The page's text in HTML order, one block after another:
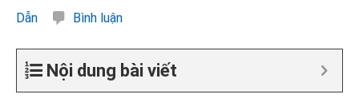
Dẫn
Bình luận
Nội dung bài viết